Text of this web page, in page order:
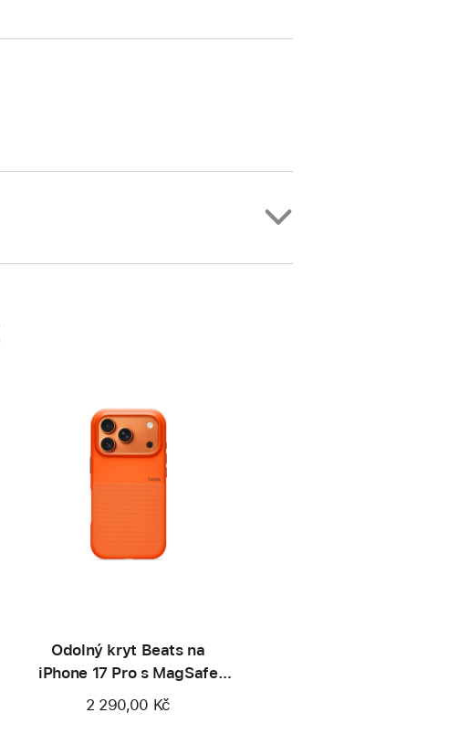
Odolný kryt Beats na
iPhone 17 Pro s MagSafe
a ovladačem fotoaparátu –
Sierra oranžový
2 290,00 Kč